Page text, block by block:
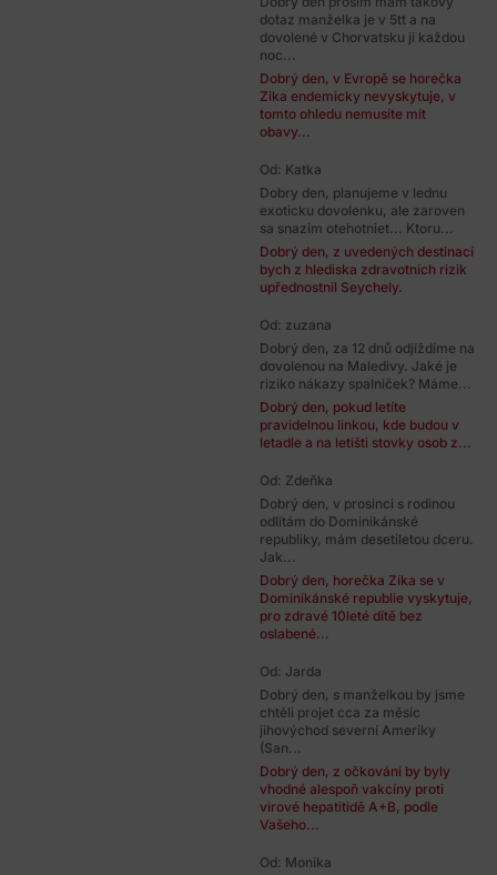
dotaz manželka je v 5tt a na
dovolené v Chorvatsku ji každou
noc...
Dobrý den, v Evropě se horečka
Zika endemicky nevyskytuje, v
tomto ohledu nemusíte mít
obavy...
Od: Katka
Dobry den, planujeme v lednu
exoticku dovolenku, ale zaroven
sa snazim otehotniet... Ktoru...
Dobrý den, z uvedených destinací
bych z hlediska zdravotních rizik
upřednostnil Seychely.
Od: zuzana
Dobrý den, za 12 dnů odjíždíme na
dovolenou na Maledivy. Jaké je
riziko nákazy spalniček? Máme...
Dobrý den, pokud letíte
pravidelnou linkou, kde budou v
letadle a na letišti stovky osob z...
Od: Zdeňka
Dobrý den, v prosinci s rodinou
odlítám do Dominikánské
republiky, mám desetiletou dceru.
Jak...
Dobrý den, horečka Zika se v
Dominikánské republie vyskytuje,
pro zdravé 10leté dítě bez
oslabené...
Od: Jarda
Dobrý den, s manželkou by jsme
chtěli projet cca za měsíc
jihovýchod severní Ameriky
(San...
Dobrý den, z očkování by byly
vhodné alespoň vakcíny proti
virové hepatitidě A+B, podle
Vašeho...
Od: Monika